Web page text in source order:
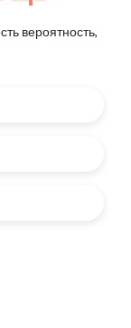
вероятность,